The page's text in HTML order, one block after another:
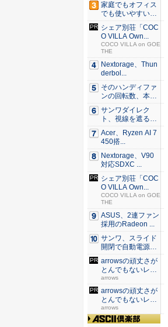
家庭でもオフィス
でも使いやすい
Syno...
シェア別荘「COC
O VILLA Own...
COCO VILLA on GOE
THE
Nextorage、Thun
derbol...
そのハンディファ
ンの回転数、本
当？ 20...
サンワダイレク
ト、視線を遮るフ
ェルト製デ...
Acer、Ryzen AI 7
450搭...
Nextorage、V90
対応SDXC ...
シェア別荘「COC
O VILLA Own...
COCO VILLA on GOE
THE
ASUS、2連ファン
採用のRadeon ...
サンワ、スライド
開閉で自動電源O
N/OF...
arrowsの頑丈さが
とんでもないレベ
ル...
arrows
arrowsの頑丈さが
とんでもないレベ
ル...
arrows